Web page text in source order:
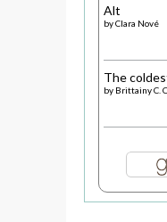
Alt
byClara Nové
The
by Brittainy C.